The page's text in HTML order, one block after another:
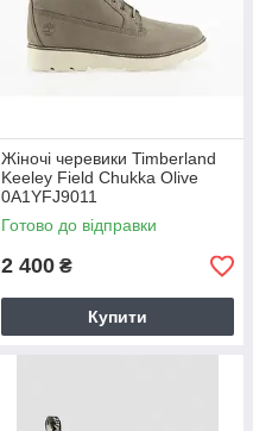
Жіночі черевики Timberland
Keeley Field Chukka Olive
0A1YFJ9011
Готово до відправки
2 400 ₴
Купити